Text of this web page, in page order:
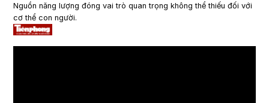
Nguồn năng lượng đóng vai trò quan trọng không thể thiếu đối với
cơ thể con người.